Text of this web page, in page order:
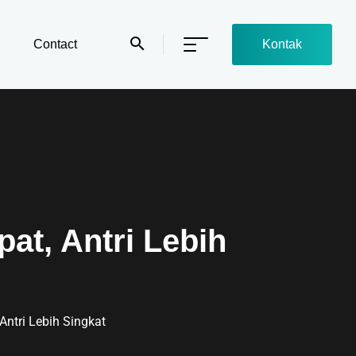
Contact Kontak
Antri Lebih
Lebih Singkat